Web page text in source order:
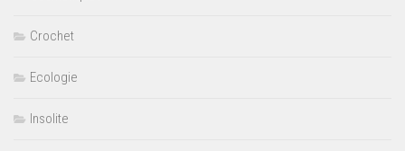
Crochet
Ecologie
Insolite